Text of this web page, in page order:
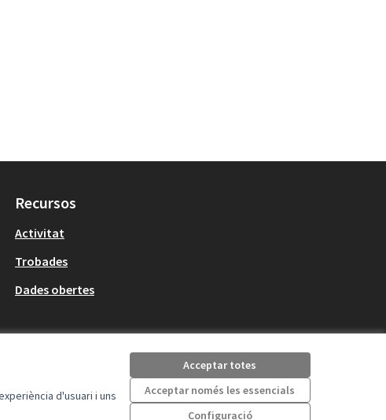
d'usuari i uns
Acceptar totes
Acceptar només les essencials
Configuració
Recursos
Activitat
Trobades
Dades obertes